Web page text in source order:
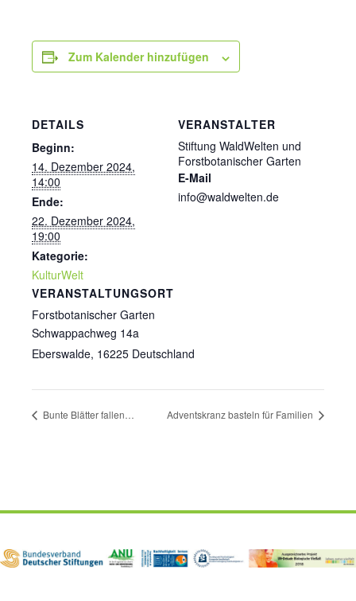
Zum Kalender hinzufügen
DETAILS
Beginn:
14. Dezember 2024,
14:00
Ende:
22. Dezember 2024,
19:00
Kategorie:
KulturWelt
VERANSTALTUNGSORT
Forstbotanischer Garten
Schwappachweg 14a
Eberswalde, 16225 Deutschland
VERANSTALTER
Stiftung WaldWelten und
Forstbotanischer Garten
E-Mail
info@waldwelten.de
Bunte Blätter fallen… Adventskranz basteln für Familien